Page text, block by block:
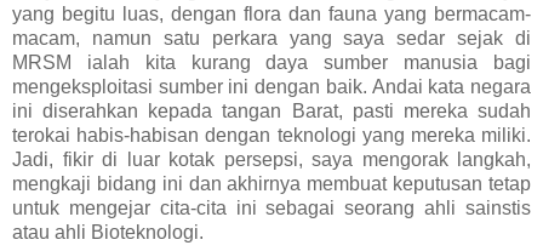
yang begitu luas, dengan flora dan fauna yang bermacam-
macam, namun satu perkara yang saya sedar sejak di
MRSM ialah kita kurang daya sumber manusia bagi
mengeksploitasi sumber ini dengan baik. Andai kata negara
ini diserahkan kepada tangan Barat, pasti mereka sudah
terokai habis-habisan dengan teknologi yang mereka miliki.
Jadi, fikir di luar kotak persepsi, saya mengorak langkah,
mengkaji bidang ini dan akhirnya membuat keputusan tetap
untuk mengejar cita-cita ini sebagai seorang ahli sainstis
atau ahli Bioteknologi.